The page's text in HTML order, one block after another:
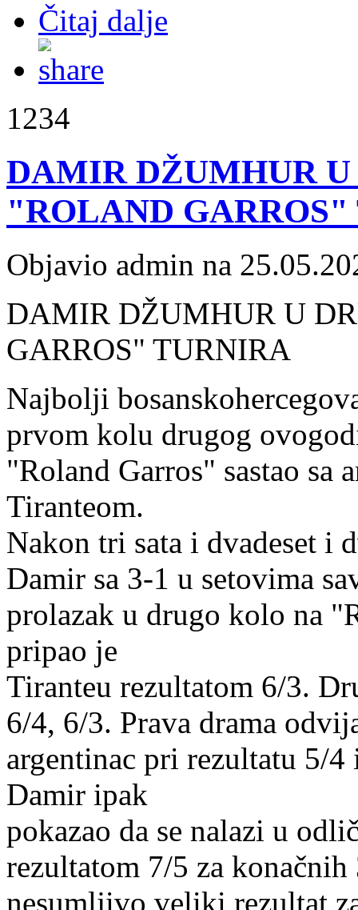
Čitaj dalje
1234
DAMIR DŽUMHUR
"ROLAND
Objavio admin na
DAMIR DŽUMHUR U
GARROS" TURNIRA
Najbolji
prvom kolu drugog
"Roland Garros" sastao sa
Tiranteom.
Nakon tri sata i dvadeset i
Damir sa 3-1 u setovima
prolazak u drugo kolo na
pripao je
Tiranteu rezultatom 6/3.
6/4, 6/3. Prava drama
argentinac pri rezultatu 5/
Damir ipak
pokazao da se nalazi u
rezultatom 7/5 za
nesumljivo veliki rezultat